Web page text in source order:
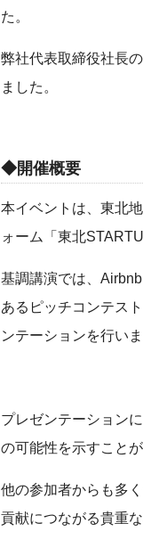
た。
弊社代表取締役社長
ました。
◆開催概要
本イベントは、東北
ォーム「東北
基調講演では、
あるピッチコンテス
ンテーションを行いま
プレゼンテーション
の可能性を示すことが
他の参加者からも多
貢献につながる貴重